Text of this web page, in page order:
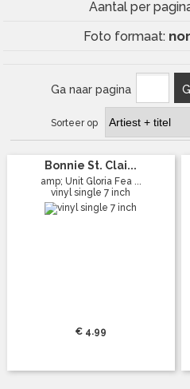
Aantal per
Foto formaat:
Ga naar pagina
Sorteer op
Bonnie St. Clai...
amp; Unit Gloria Fea ...
vinyl single 7 inch
€ 4.99